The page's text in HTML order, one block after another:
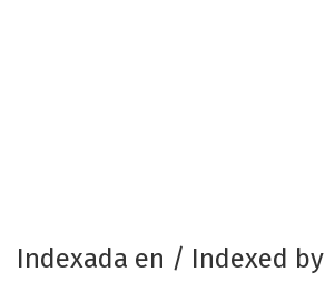
Indexada en / Indexed by